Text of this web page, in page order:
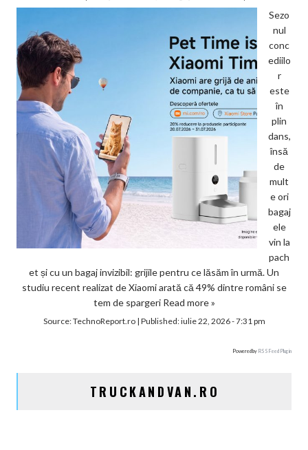
Sezo
nul
conc
ediilo
r
este
în
plin
dans,
însă
de
mult
e ori
bagaj
ele
vin la
pach
et și cu un bagaj invizibil: grijile pentru ce lăsăm în urmă. Un
studiu recent realizat de Xiaomi arată că 49% dintre români se
tem de spargeri Read more »
Source:TechnoReport.ro| Published:iulie 22, 2026 - 7:31 pm
Powered by RSS Feed Plugin
TRUCKANDVAN.RO